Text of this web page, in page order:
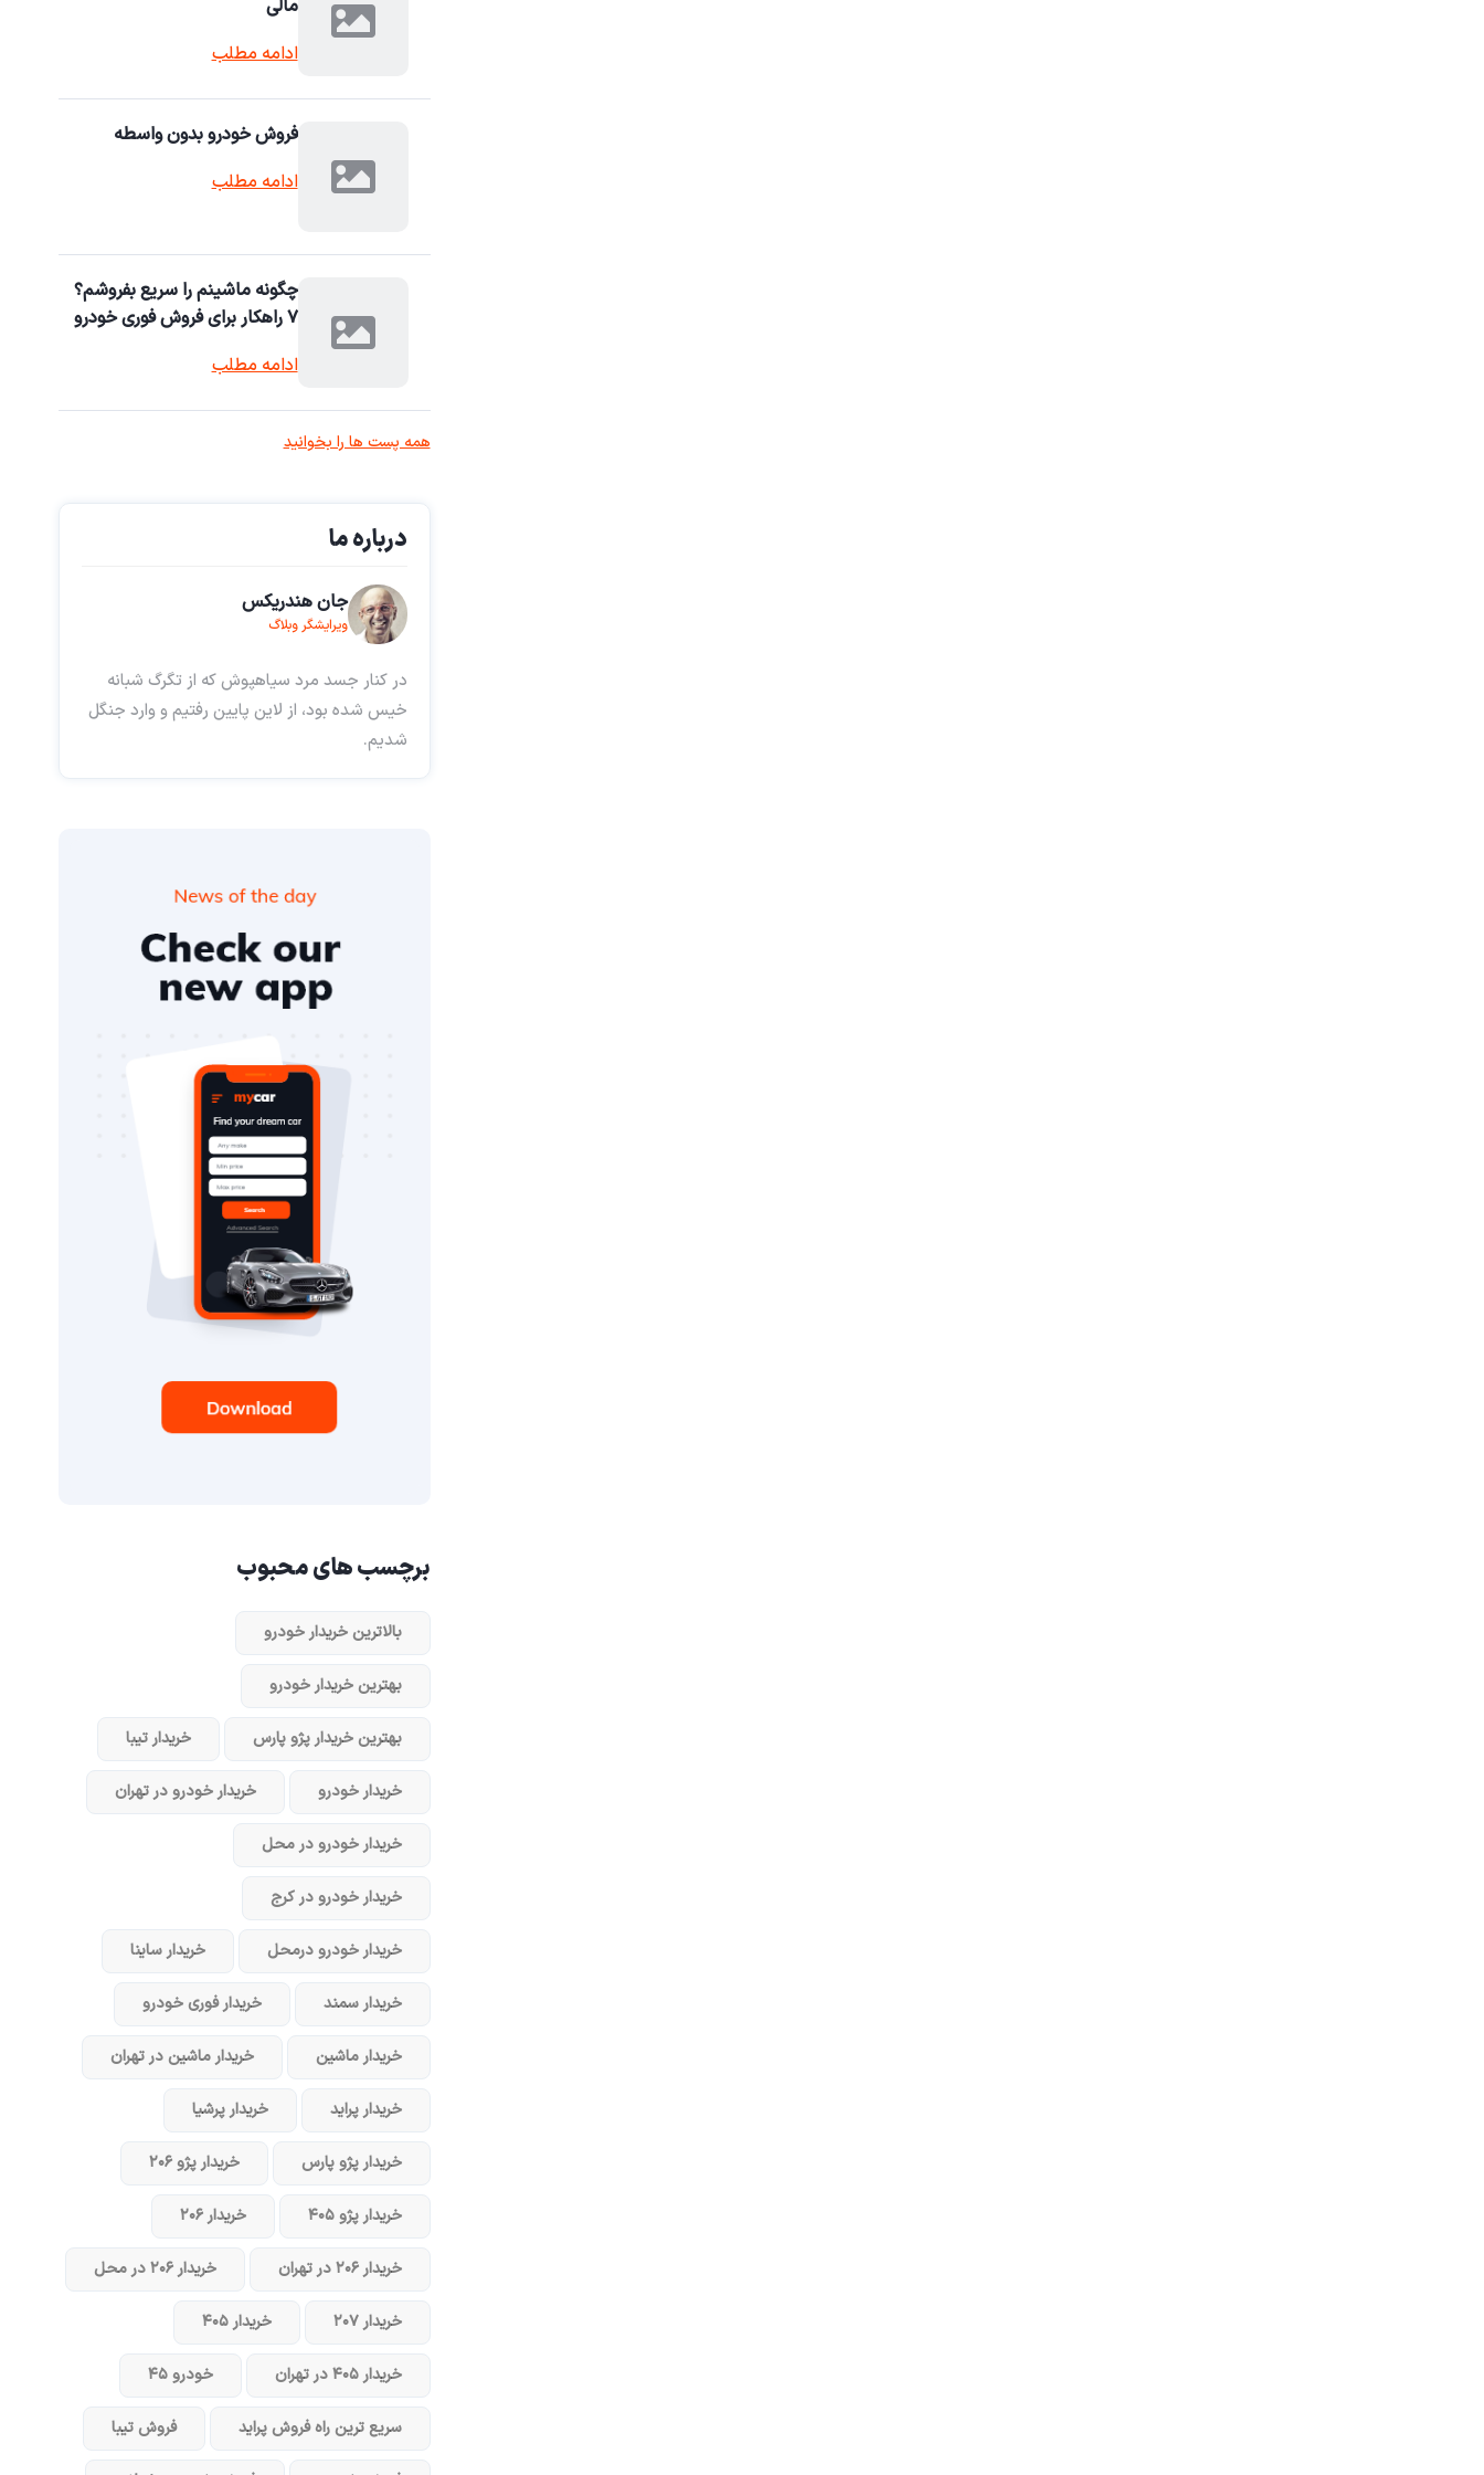
مالی
ادامه مطلب
فروش خودرو بدون واسطه
ادامه مطلب
چگونه ماشینم را سریع بفروشم؟
۷ راهکار برای فروش فوری خودرو
ادامه مطلب
همه پست ها را بخوانید
درباره ما
جان هندریکس
ویرایشگر وبلاگ
در کنار جسد مرد سیاهپوش که از تگرگ شبانه
خیس شده بود، از لاین پایین رفتیم و وارد جنگل
شدیم.
برچسب های محبوب
بالاترین خریدار خودرو
بهترین خریدار خودرو
بهترین خریدار پژو پارس خریدار تیبا
خریدار خودرو خریدار خودرو در تهران
خریدار خودرو در محل
خریدار خودرو در کرج
خریدار خودرو در‌محل خریدار ساینا
خریدار سمند خریدار فوری خودرو
خریدار ماشین خریدار ماشین در تهران
خریدار پراید خریدار پرشیا
خریدار پژو پارس خریدار پژو ۲۰۶
خریدار پژو ۴۰۵ خریدار ۲۰۶
خریدار ۲۰۶ در تهران خریدار ۲۰۶ در محل
خریدار ۲۰۷ خریدار ۴۰۵
خریدار ۴۰۵ در تهران خودرو ۴۵
سریع ترین راه فروش پراید فروش تیبا